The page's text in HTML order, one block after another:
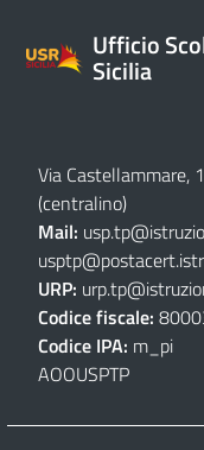
Ufficio
Sicilia
Via Castellammare,
(centralino)
Mail:
URP:
Codice fiscale:
Codice IPA:
AOOUSPTP